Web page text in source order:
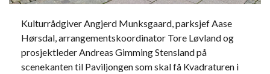
Kulturrådgiver Angjerd Munksgaard, parksjef Aase
Hørsdal, arrangementskoordinator Tore Løvland og
prosjektleder Andreas Gimming Stensland på
scenekanten til Paviljongen som skal få Kvadraturen i